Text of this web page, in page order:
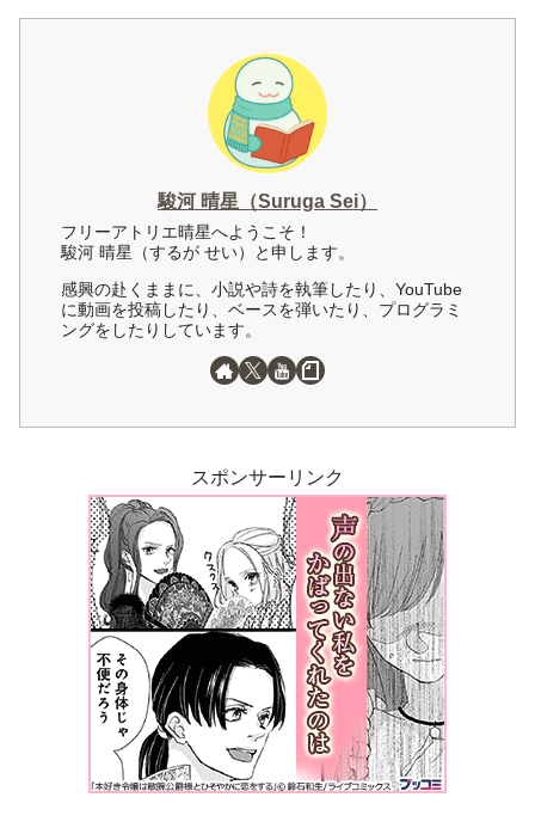
駿河 晴星（Suruga Sei）
フリーアトリエ晴星へようこそ！
駿河 晴星（するが せい）と申します。
感興の赴くままに、小説や詩を執筆したり、YouTube
に動画を投稿したり、ベースを弾いたり、プログラミ
ングをしたりしています。
スポンサーリンク